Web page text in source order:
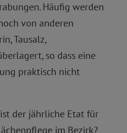
Häufig werden
von anderen
Tausalz,
so dass eine
praktisch nicht
der jährliche Etat für
im Bezirk?